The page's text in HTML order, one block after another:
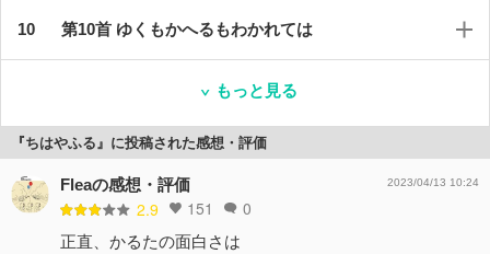
第10首 ゆくもかへるもわかれては
もっと見る
『ちはやふる』に投稿された感想・評価
Fleaの感想・評価
2.9 151 0
2023/04/13 10:24
正直、かるたの面白さは